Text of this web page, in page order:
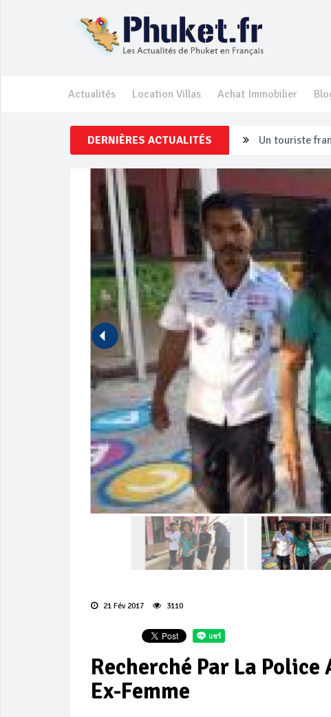
Actualités Location Villas Achat Immobilier
DERNIÈRES ACTUALITÉS Un touriste
Phuket
‘Phuket Eye’
Phuket
Campagne de
21 Fév 2017 3110
Recherché Par La Police
Ex-Femme